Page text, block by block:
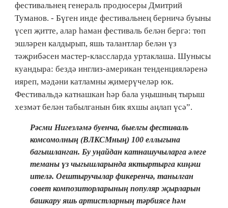
фестивальнең генераль продюсеры Дмитрий
Туманов. - Бүген инде фестивальнең берничә буыны
үсеп җитте, алар һаман фестиваль белән бергә: төп
эшләрен калдырып, яшь талантлар белән үз
тәҗрибәсен мастер-классларда уртаклаша. Шунысы
куандыра: бездә инглиз-американ тенденцияләренә
ияреп, мәдәни катламны җимерүчеләр юк.
Фестивальдә катнашкан һәр бала уңышның тырыш
хезмәт белән табылганын бик яхшы аңлап үсә”.
Рәсми Нигезләмә буенча, быелгы фестиваль
комсомолның (ВЛКСМның) 100 еллыгына
багышланган. Бу уңайдан катнашучыларга әлеге
теманы үз чыгышларында яктыртырга киңәш
ителә. Оештыручылар фикеренчә, танылган
совет композиторларының популяр җырларын
башкару яшь артистларның тәрбиясе һәм